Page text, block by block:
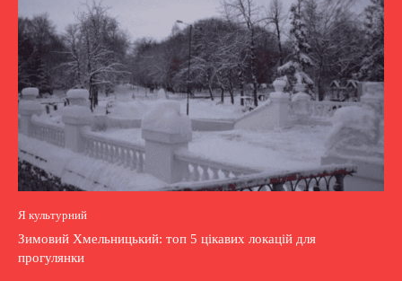
Я культурний
Зимовий Хмельницький: топ 5 цікавих локацій для
прогулянки